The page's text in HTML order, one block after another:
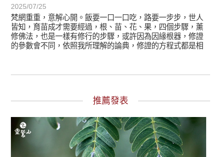
2025/07/25
梵網重重，意解心開。飯要一口一口吃，路要一步步，世人
皆知，育苗成才需要經過，根、苗、花、果，四個步驟，薰
修佛法，也是一樣有修行的步驟，或許因為因緣根器，修證
的參數會不同，依照我所理解的論典，修證的方程式都是相
推薦發表